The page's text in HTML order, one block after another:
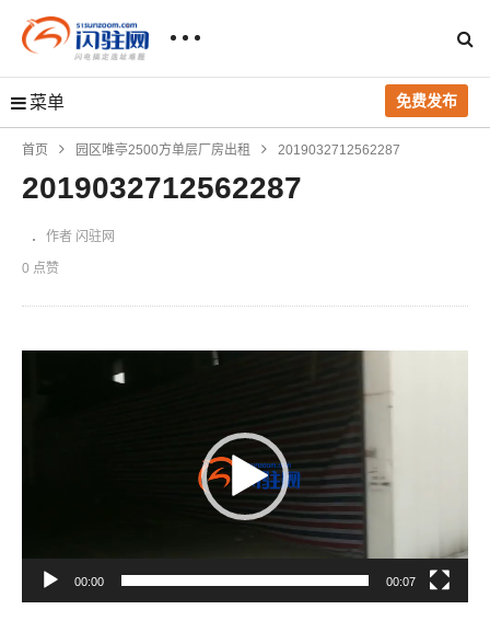
菜单 免费发布
首页 园区唯亭2500方单层厂房出租 2019032712562287
2019032712562287
作者 闪驻网
0 点赞
00:00 00:07